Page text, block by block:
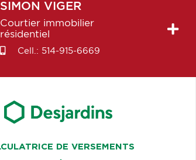
SIMON VIGER
Courtier immobilier
résidentiel
Cell.: 514-915-6669
DE VERSEMENTS